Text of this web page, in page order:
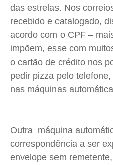
das estrelas. Nos
recebido e catalogado,
acordo com o CPF –
impõem, esse com
o cartão de crédito nos
pedir pizza pelo
nas máquinas
Outra máquina
correspondência a ser
envelope sem